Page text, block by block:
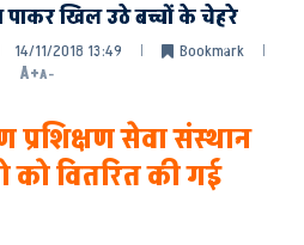
पाकर खिल उठे बच्चों के चेहरे
14/11/2018 13:49
Bookmark
A+A-
सेवा संस्थान
को वितरित की गई